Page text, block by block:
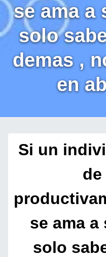
se ama a
solo
demas ,
en
Si un
de
se ama
solo